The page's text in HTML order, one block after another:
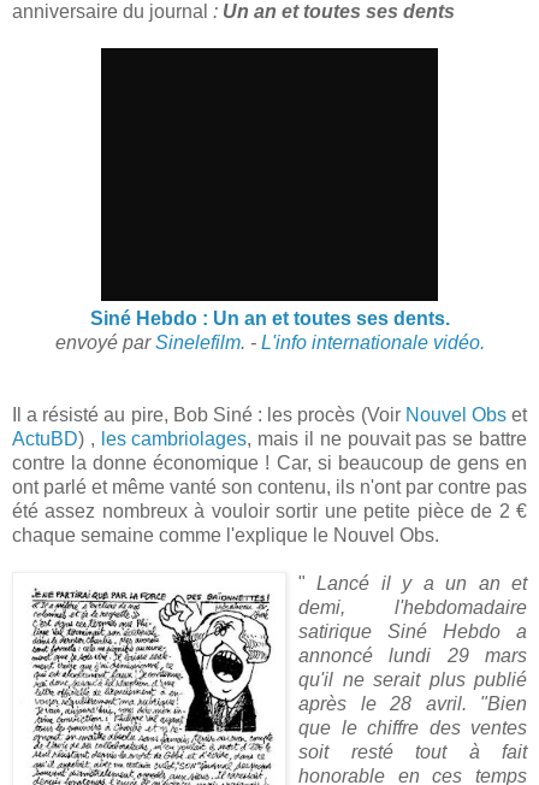
anniversaire du journal : Un an et toutes ses dents
Siné Hebdo : Un an et toutes ses dents.
envoyé parSinelefilm. - L'info internationale vidéo.
Il a résisté au pire, Bob Siné : les procès (Voir Nouvel Obset
ActuBD) , les cambriolages, mais il ne pouvait pas se battre
contre la donne économique ! Car, si beaucoup de gens en
ont parlé et même vanté son contenu, ils n'ont par contre pas
été assez nombreux à vouloir sortir une petite pièce de 2 €
chaque semaine comme l'explique le Nouvel Obs.
"Lancé il y a un an et
demi, l'hebdomadaire
satirique Siné Hebdo a
annoncé lundi 29 mars
qu'il ne serait plus publié
après le 28 avril. "Bien
que le chiffre des ventes
soit resté tout à fait
honorable en ces temps